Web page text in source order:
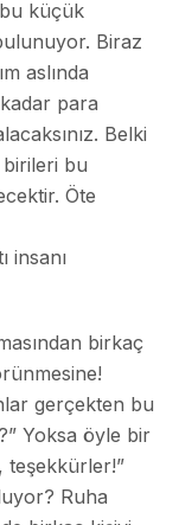
bu küçük
Biraz
aslında
para
Belki
bu
Öte
insanı
birkaç
gerçekten bu
Yoksa öyle bir
teşekkürler!”
Ruha